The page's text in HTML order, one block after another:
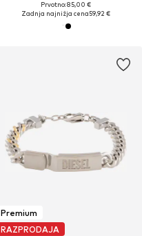
Prvotno: 85,00 €
Zadnja najnižja cena59,92 €
Premium
RAZPRODAJA